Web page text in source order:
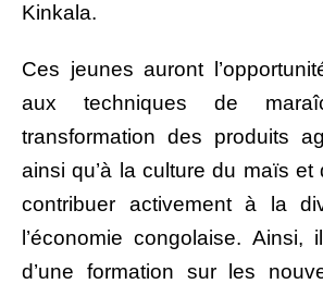
Kinkala.
Ces jeunes auront
aux techniques de
transformation des produits
ainsi qu’à la culture du maïs et
contribuer activement à la
l’économie congolaise. Ainsi,
d’une formation sur les